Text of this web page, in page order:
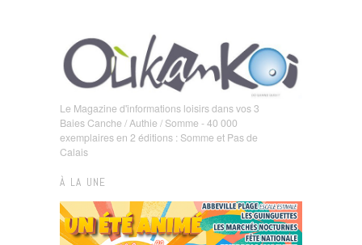
Le Magazine d'informations loisirs dans vos 3
Baies Canche / Authie / Somme - 40 000
exemplaires en 2 éditions : Somme et Pas de
Calais
À LA UNE